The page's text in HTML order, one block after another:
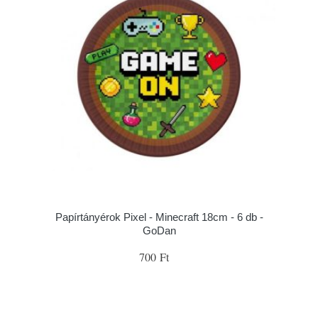
Papírtányérok Pixel - Minecraft 18cm - 6 db -
GoDan
700 Ft